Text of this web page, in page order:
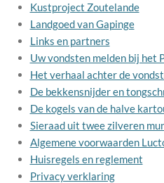
Kustproject Zoutelande
Landgoed van Gapinge
Links en partners
Uw vondsten melden bij het
Het verhaal achter de
De bekkensnijder en
De kogels van de halve
Sieraad uit twee zilveren
Algemene voorwaarden
Huisregels en reglement
Privacy verklaring